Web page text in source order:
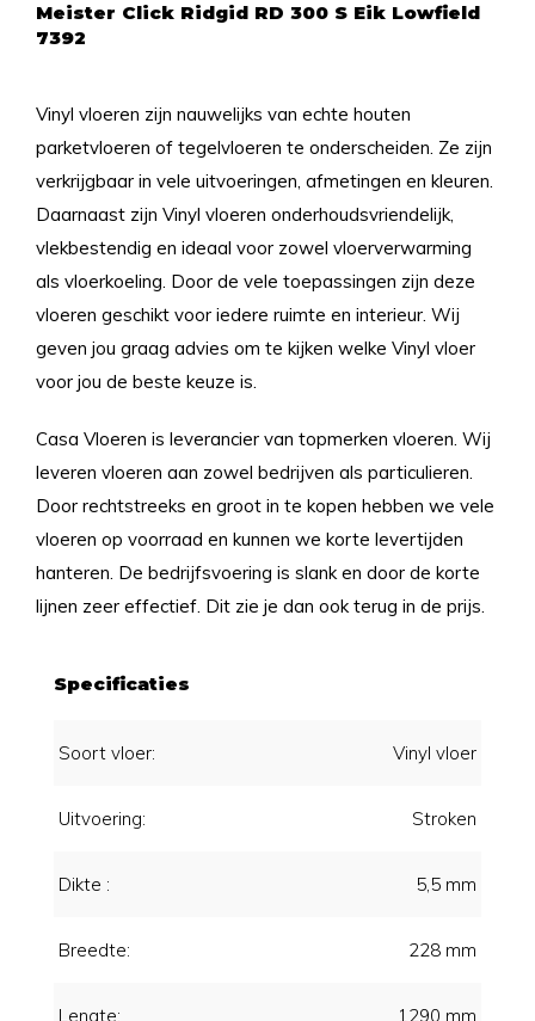
Meister Click Ridgid RD 300 S Eik Lowfield
7392
Vinyl vloeren zijn nauwelijks van echte houten
parketvloeren of tegelvloeren te onderscheiden. Ze zijn
verkrijgbaar in vele uitvoeringen, afmetingen en kleuren.
Daarnaast zijn Vinyl vloeren onderhoudsvriendelijk,
vlekbestendig en ideaal voor zowel vloerverwarming
als vloerkoeling. Door de vele toepassingen zijn deze
vloeren geschikt voor iedere ruimte en interieur. Wij
geven jou graag advies om te kijken welke Vinyl vloer
voor jou de beste keuze is.
Casa Vloeren is leverancier van topmerken vloeren. Wij
leveren vloeren aan zowel bedrijven als particulieren.
Door rechtstreeks en groot in te kopen hebben we vele
vloeren op voorraad en kunnen we korte levertijden
hanteren. De bedrijfsvoering is slank en door de korte
lijnen zeer effectief. Dit zie je dan ook terug in de prijs.
Specificaties
Soort vloer: Vinyl vloer
Uitvoering: Stroken
Dikte : 5,5 mm
Breedte: 228 mm
Lengte: 1290 mm